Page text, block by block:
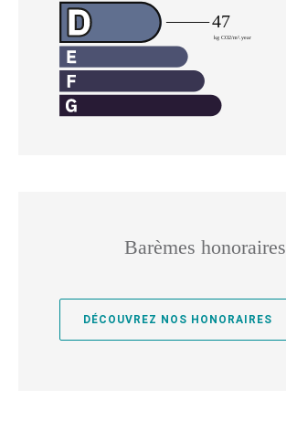
Barèmes honoraires
DÉCOUVREZ NOS HONORAIRES